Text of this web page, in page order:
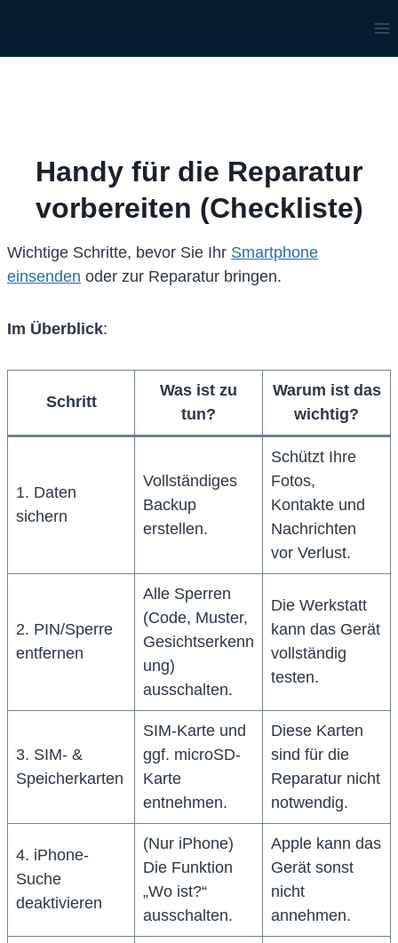
springen
Handy für die Reparatur
vorbereiten (Checkliste)
Wichtige Schritte, bevor Sie Ihr Smartphone
einsenden oder zur Reparatur bringen.
Im Überblick:
Schritt
Was ist zu
tun?
Warum ist das
wichtig?
1. Daten
sichern
Vollständiges
Backup
erstellen.
Schützt Ihre
Fotos,
Kontakte und
Nachrichten
vor Verlust.
2. PIN/Sperre
entfernen
Alle Sperren
(Code, Muster,
Gesichtserkenn
ung)
ausschalten.
Die Werkstatt
kann das Gerät
vollständig
testen.
3. SIM- &
Speicherkarten
SIM-Karte und
ggf. microSD-
Karte
entnehmen.
Diese Karten
sind für die
Reparatur nicht
notwendig.
4. iPhone-
Suche
deaktivieren
(Nur iPhone)
Die Funktion
„Wo ist?“
ausschalten.
Apple kann das
Gerät sonst
nicht
annehmen.